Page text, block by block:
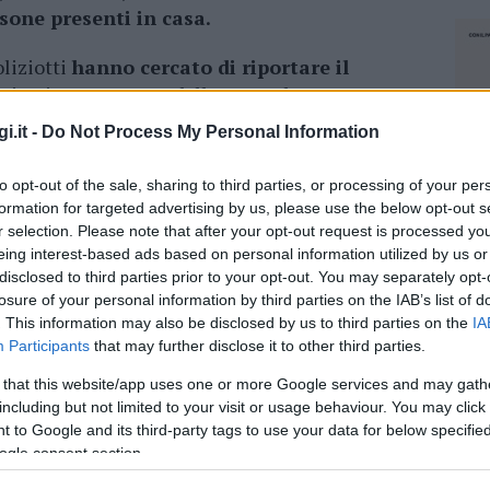
- Do Not Process My Personal Information
opt-out of the sale, sharing to third parties, or processing of your
for targeted advertising by us, please use the below opt-out
selection. Please note that after your opt-out request is processed
interest-based ads based on personal information utilized by us
to third parties prior to your opt-out. You may separately
of your personal information by third parties on the IAB’s list of
This information may also be disclosed by us to third parties on the
Participants that may further disclose it to other third parties.
that this website/app uses one or more Google services and may
but not limited to your visit or usage behaviour. You may
to Google and its third-party tags to use your data for below
consent section.
presenti in casa.
hanno cercato di riportare il
mostrata dallo stesso ha reso vano
difficoltà, il ragazzo 21enne
non ha mostrato un atteggiamento
ainveire e minacciare la madre e
deciso di accompagnarlo in Questura. Altri
le due donne alfine di comprendere la
figlio dopoessersi svegliato ha preteso del
di cui è abituale assuntore ma, al rifiuto
e per evitare ulteriori atti di violenza l
euro. La cifra, risultata esigua, ha creato
è stataspinta fuori nel pianerottolo
causandole una forte contusione al fianco